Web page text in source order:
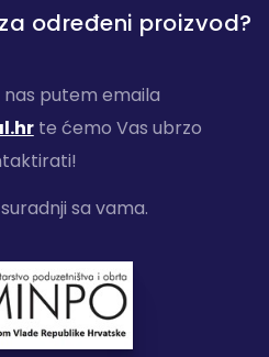
određeni proizvod?
putem emaila
te ćemo Vas ubrzo
sa vama.